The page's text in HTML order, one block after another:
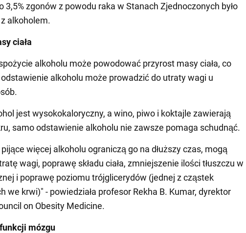
3,5% zgonów z powodu raka w Stanach Zjednoczonych było
alkoholem.
ciała
alkoholu może powodować przyrost masy ciała, co
alkoholu może prowadzić do utraty wagi u
jest wysokokaloryczny, a wino, piwo i koktajle zawierają
samo odstawienie alkoholu nie zawsze pomaga schudnąć.
więcej alkoholu ograniczą go na dłuższy czas, mogą
wagi, poprawę składu ciała, zmniejszenie ilości tłuszczu w
i poprawę poziomu trójglicerydów (jednej z cząstek
we krwi)" - powiedziała profesor Rekha B. Kumar, dyrektor
on Obesity Medicine.
mózgu